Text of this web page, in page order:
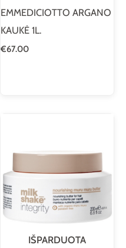
EMMEDICIOTTO ARGANO
KAUKĖ 1L.
€67.00
IŠPARDUOTA